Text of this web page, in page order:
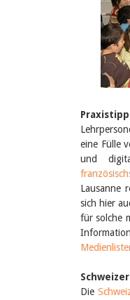
eine Fülle
und
Lausanne
sich hier
für solche
Die